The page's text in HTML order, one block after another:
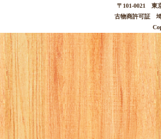
〒101-0021 東
古物商許可証